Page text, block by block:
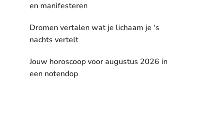
en manifesteren
Dromen vertalen wat je lichaam je ‘s
nachts vertelt
Jouw horoscoop voor augustus 2026 in
een notendop